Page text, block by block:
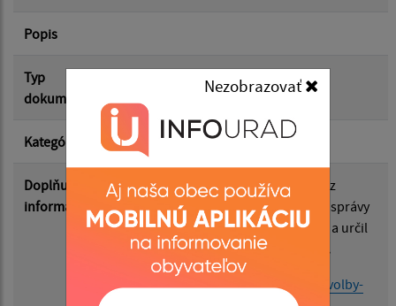
Nezobrazovať
Popis
Typ
dokumentu
Voľby/Referendá
Kategória Komunálne a VÚC voľby
Doplňujúce
informácie
Predseda NR SR Rozhodnutím č.145 z
23.6.2026 vyhlásil voľby do org.samosprávy
obcí a do org.samosprávnych krajov a určil
rovnaký deň ich konania:24.10.2026.
Inf.k voľbám:https://www.minv.sk/?volby-